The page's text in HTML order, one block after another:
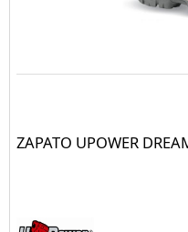
ZAPATO UPOWER